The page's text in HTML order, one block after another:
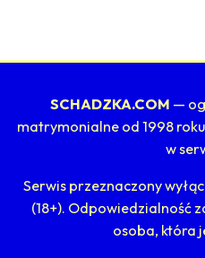
SCHADZKA.COM —
matrymonialne od 1998
w
Serwis przeznaczony
(18+). Odpowiedzialność
osoba, która